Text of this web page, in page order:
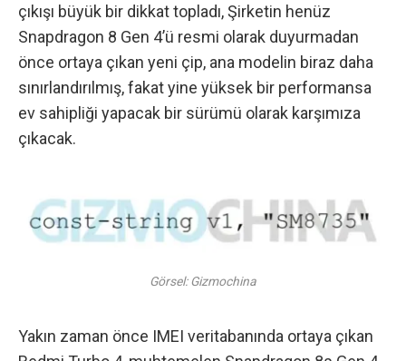
çıkışı büyük bir dikkat topladı, Şirketin henüz
Snapdragon 8 Gen 4’ü resmi olarak duyurmadan
önce ortaya çıkan yeni çip, ana modelin biraz daha
sınırlandırılmış, fakat yine yüksek bir performansa
ev sahipliği yapacak bir sürümü olarak karşımıza
çıkacak.
Görsel: Gizmochina
Yakın zaman önce IMEI veritabanında ortaya çıkan